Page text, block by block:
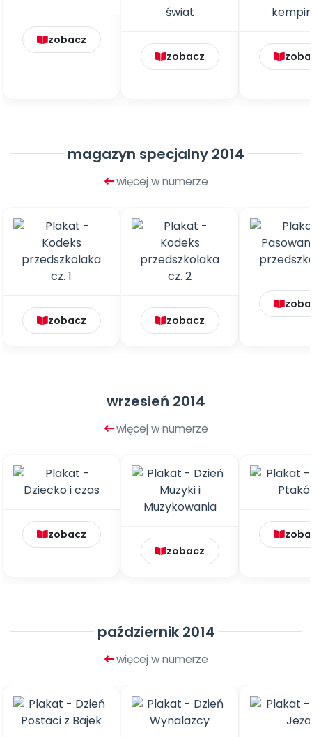
zobacz
zobacz
magazyn specjalny 2014
więcej w numerze
zobacz zobacz
wrzesień 2014
więcej w numerze
zobacz
zobacz
październik 2014
więcej w numerze